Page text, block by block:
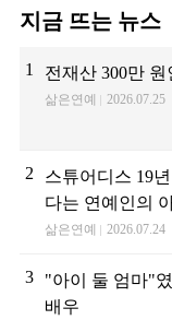
지금 뜨는 뉴스
1 전재산 300만
삶은연예 2026.07.25
2
스튜어디스 19
다는 연예인의
삶은연예 2026.07.24
3
"아이 둘 엄마"
배우